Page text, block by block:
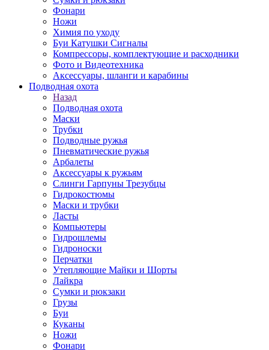
Фонари
Ножи
Химия по уходу
Буи Катушки Сигналы
Компрессоры, комплектующие и расходники
Фото и Видеотехника
Аксессуары, шланги и карабины
Подводная охота
Назад
Подводная охота
Маски
Трубки
Подводные ружья
Пневматические ружья
Арбалеты
Аксессуары к ружьям
Слинги Гарпуны Трезубцы
Гидрокостюмы
Маски и трубки
Ласты
Компьютеры
Гидрошлемы
Гидроноски
Перчатки
Утепляющие Майки и Шорты
Лайкра
Сумки и рюкзаки
Грузы
Буи
Куканы
Ножи
Фонари